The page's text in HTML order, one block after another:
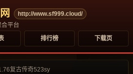
http://www.sf999.cloud/
平台
排行榜 下载页
复古传奇523sy